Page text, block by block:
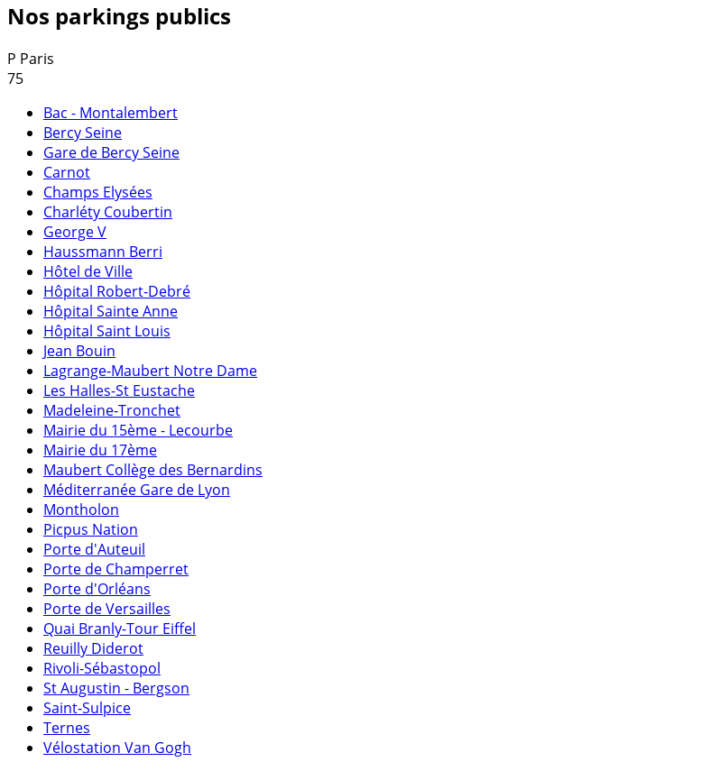
Nos parkings publics
P Paris
75
Bac - Montalembert
Bercy Seine
Gare de Bercy Seine
Carnot
Champs Elysées
Charléty Coubertin
George V
Haussmann Berri
Hôtel de Ville
Hôpital Robert-Debré
Hôpital Sainte Anne
Hôpital Saint Louis
Jean Bouin
Lagrange-Maubert Notre Dame
Les Halles-St Eustache
Madeleine-Tronchet
Mairie du 15ème - Lecourbe
Mairie du 17ème
Maubert Collège des Bernardins
Méditerranée Gare de Lyon
Montholon
Picpus Nation
Porte d'Auteuil
Porte de Champerret
Porte d'Orléans
Porte de Versailles
Quai Branly-Tour Eiffel
Reuilly Diderot
Rivoli-Sébastopol
St Augustin - Bergson
Saint-Sulpice
Ternes
Vélostation Van Gogh